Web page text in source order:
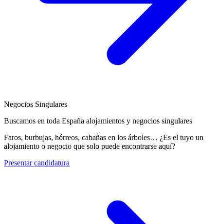
Negocios Singulares
Buscamos en toda España alojamientos y negocios singulares
Faros, burbujas, hórreos, cabañas en los árboles… ¿Es el tuyo un
alojamiento o negocio que solo puede encontrarse aquí?
Presentar candidatura